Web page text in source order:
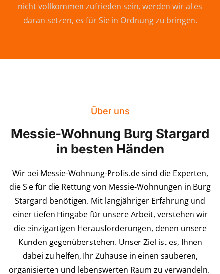
nicht vollkommen zufrieden sein, werden wir alles
daran setzen, es für Sie in Ordnung zu bringen.
Über uns
Messie-Wohnung Burg Stargard
in besten Händen
Wir bei Messie-Wohnung-Profis.de sind die Experten,
die Sie für die Rettung von Messie-Wohnungen in Burg
Stargard benötigen. Mit langjähriger Erfahrung und
einer tiefen Hingabe für unsere Arbeit, verstehen wir
die einzigartigen Herausforderungen, denen unsere
Kunden gegenüberstehen. Unser Ziel ist es, Ihnen
dabei zu helfen, Ihr Zuhause in einen sauberen,
organisierten und lebenswerten Raum zu verwandeln.